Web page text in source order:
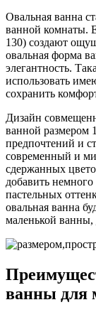
Овальная ванна
ванной комнаты.
130) создают
овальная форма
элегантность.
использовать
сохранить
Дизайн
ванной размером
предпочтений и
современный и
сдержанных
добавить
пастельных
овальная ванна
маленькой ванны,
ванны для